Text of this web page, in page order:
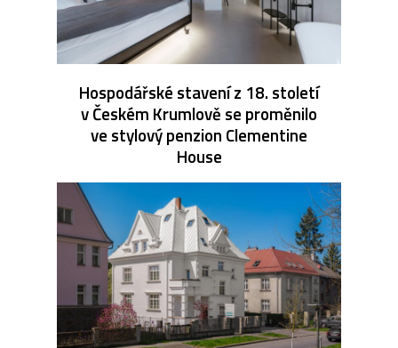
Hospodářské stavení z 18. století
v Českém Krumlově se proměnilo
ve stylový penzion Clementine
House